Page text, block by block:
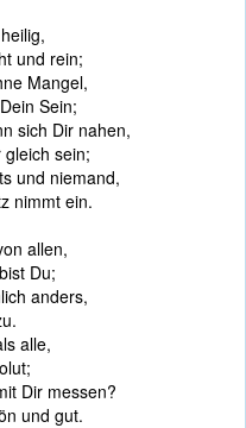
und rein;
Mangel,
Sein;
sich Dir nahen,
gleich sein;
und niemand,
nimmt ein.
allen,
Du;
anders,
alle,
Dir messen?
und gut.